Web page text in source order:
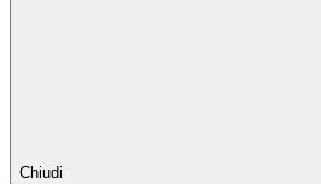
Chiudi